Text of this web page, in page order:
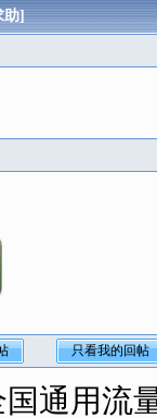
助]
只看我的回帖
通用流